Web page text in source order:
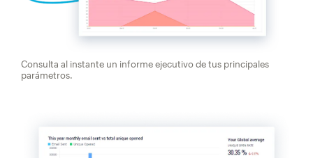
Consulta al instante un informe ejecutivo de tus principales
parámetros.